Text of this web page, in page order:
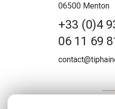
06500 Menton
+33 (0)4
06 11 69